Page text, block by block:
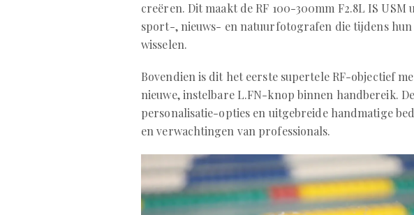
creëren. Dit maakt de RF 100-300mm F2.8L IS
sport-, nieuws- en natuurfotografen die tijdens
wisselen.
Bovendien is dit het eerste supertele RF-objectief
nieuwe, instelbare L.FN-knop binnen handbereik.
personalisatie-opties en uitgebreide handmatige
en verwachtingen van professionals.